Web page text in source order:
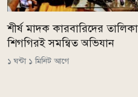
শীর্ষ মাদক কারবারিদের
শিগগিরই সমন্বিত অভিযান
১ ঘন্টা ১ মিনিট আগে